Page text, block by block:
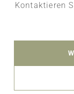
Kontaktieren